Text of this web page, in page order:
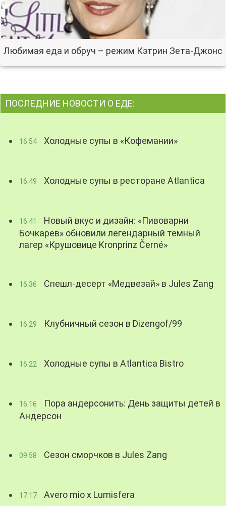
Любимая еда и обруч – режим Кэтрин Зета-Джонс
ПОСЛЕДНИЕ НОВОСТИ О ЕДЕ:
16:54 Холодные супы в «Кофемании»
16:49 Холодные супы в ресторане Atlantica
16:41
Новый вкус и дизайн: «Пивоварни
Бочкарев» обновили легендарный темный
лагер «Крушовице Kronprinz Černé»
16:36 Спешл-десерт «Медвезай» в Jules Zang
16:29 Клубничный сезон в Dizengof/99
16:22 Холодные супы в Atlantica Bistro
16:16
Пора андерсонить: День защиты детей в
Андерсон
09:58 Сезон сморчков в Jules Zang
17:17 Avero mio x Lumisfera